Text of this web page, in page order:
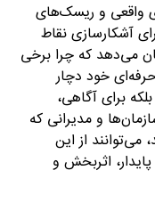
واقعی و ریسک‌های
آشکارسازی نقاط
می‌دهد که چرا برخی
خود دچار
برای آگاهی،
و مدیرانی که
می‌توانند از این
اثربخش و